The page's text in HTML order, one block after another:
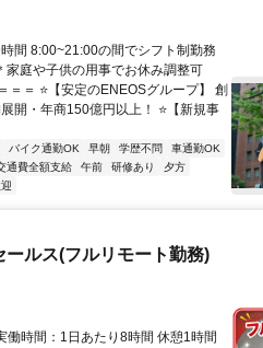
間 8:00~21:00の間でシフト制勤務
家庭や子供の用事でお休み調整可
＝ ⭐【安定のENEOSグループ】 創
開・年商150億円以上！ ⭐【新規事
バイク通勤OK 早朝 学歴不問
車通勤OK
通費全額支給 午前 研修あり
夕方
ルス(フルリモート勤務)
時間：1日あたり8時間 休憩1時間